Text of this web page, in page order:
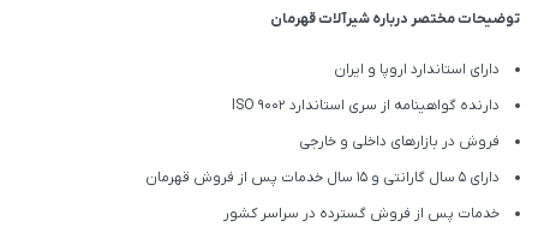
توضیحات مختصر درباره شیرآلات قهرمان
دارای استاندارد اروپا و ایران
دارنده گواهینامه از سری استاندارد ISO 9002
فروش در بازارهای داخلی و خارجی
دارای 5 سال گارانتی و 15 سال خدمات پس از فروش قهرمان
خدمات پس از فروش گسترده در سراسر کشور